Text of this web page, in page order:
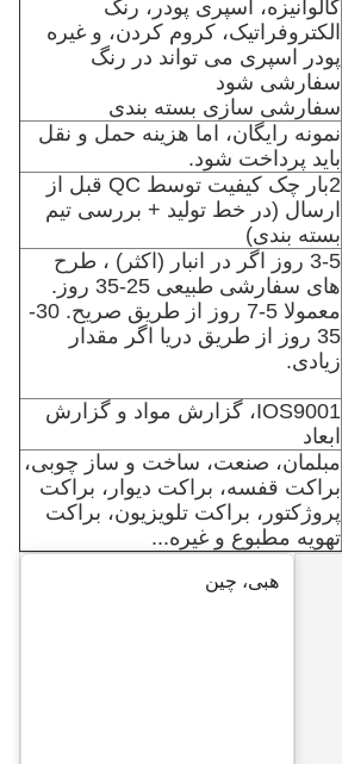
گالوانیزه، اسپری پودر، رنگ
الکتروفراتیک، کروم کردن، و غیره
پودر اسپری می تواند در رنگ
سفارشی شود
سفارشی سازی بسته بندی
نمونه رایگان، اما هزینه حمل و نقل
باید پرداخت شود.
2بار چک کیفیت توسط QC قبل از
ارسال (در خط تولید + بررسی تیم
بسته بندی)
3-5 روز اگر در انبار (اکثر) ، طرح
های سفارشی طبیعی 25-35 روز.
معمولا 5-7 روز از طریق صریح. 30-
35 روز از طریق دریا اگر مقدار
زیادی.
IOS9001، گزارش مواد و گزارش
ابعاد
مبلمان، صنعت، ساخت و ساز چوبی،
براکت قفسه، براکت دیوار، براکت
پروژکتور، براکت تلویزیون، براکت
تهویه مطبوع و غیره...
هبی، چین